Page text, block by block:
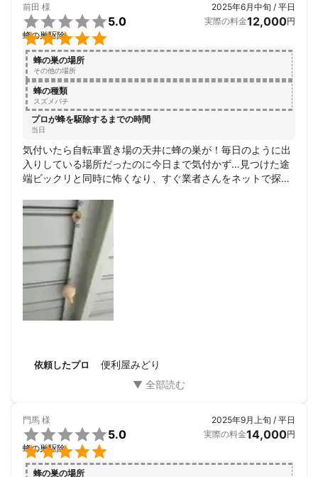
前田 様


5.0
蜂の巣駆除
2025年6月中旬 / 平日
実際の料金12,000円
蜂の巣の場所
その他の場所
蜂の種類
スズメバチ
プロが蜂を駆除するまでの時間
当日
気付いたら自転車置き場の天井に蜂の巣が！毎日のように出
入りしている場所だったのに今日まで気付かず…見つけた途
端ビックリと同時に怖くなり、すぐ業者さんをネットで探し
ことができ、当日中に駆除してくれました。すごく助かりま
した。ありがとうございました。
また、とっても親切丁寧な業者さんで、こちらにお願いして
良かったです！
依頼したプロ 便利屋みどり
門馬 様


5.0
蜂の巣駆除
2025年9月上旬 / 平日
実際の料金14,000円
蜂の巣の場所